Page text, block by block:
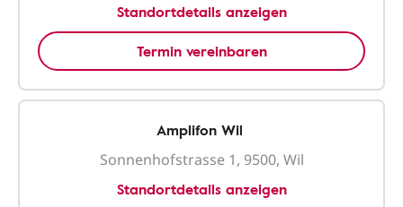
Standortdetails anzeigen
Termin vereinbaren
Amplifon Wil
Sonnenhofstrasse 1, 9500, Wil
Standortdetails anzeigen